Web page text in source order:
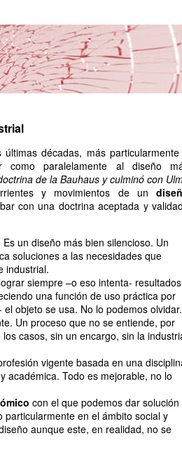
décadas, más
paralelamente al diseño
de la Bauhaus y culminó con
y movimientos de un
con una doctrina aceptada y
Es un diseño más bien silencioso. Un
soluciones a las necesidades que
industrial.
siempre –o eso intenta- resultados
una función de uso práctica por
objeto se usa. No lo podemos olvidar.
Un proceso que no se entiende, por
casos, sin un encargo, sin la
vigente basada en una
académica. Todo es mejorable, no lo
con el que podemos dar solución
en el ámbito social y
aunque este, en realidad, no se